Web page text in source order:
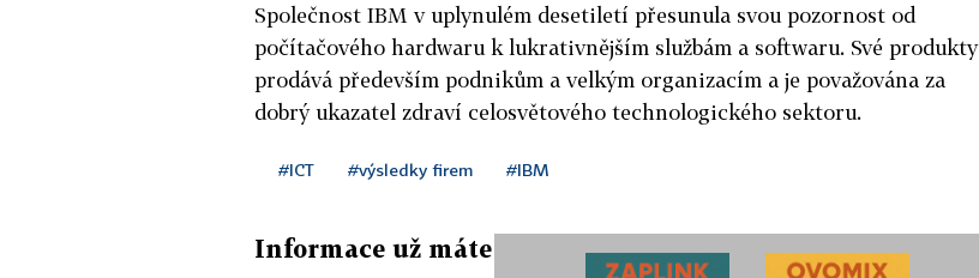
Společnost IBM v uplynulém desetiletí přesunula svou pozornost od
počítačového hardwaru k lukrativnějším službám a softwaru. Své produkty
prodává především podnikům a velkým organizacím a je považována za
dobrý ukazatel zdraví celosvětového technologického sektoru.
#ICT #výsledky firem #IBM
Informace už máte